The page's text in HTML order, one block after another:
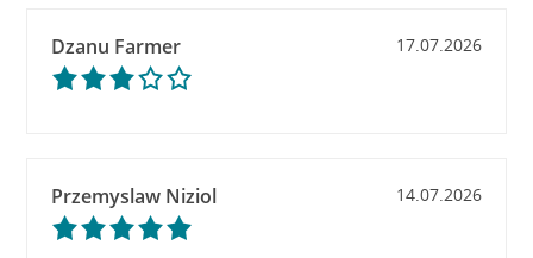
Dzanu Farmer 17.07.2026
Przemyslaw Niziol 14.07.2026